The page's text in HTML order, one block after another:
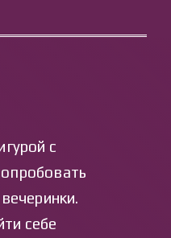
с
себе